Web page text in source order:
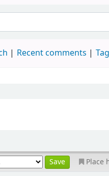
Recent comments
Place